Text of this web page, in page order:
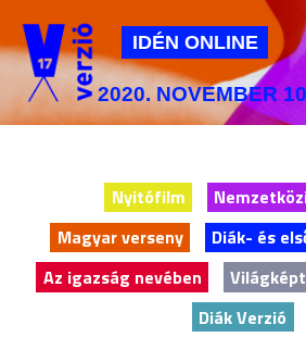
Jump to
IDÉN ONLINE
2020. NOVEMBER
Nyitófilm
Magyar verseny
Diák- és
Az igazság nevében
Diák Verzió